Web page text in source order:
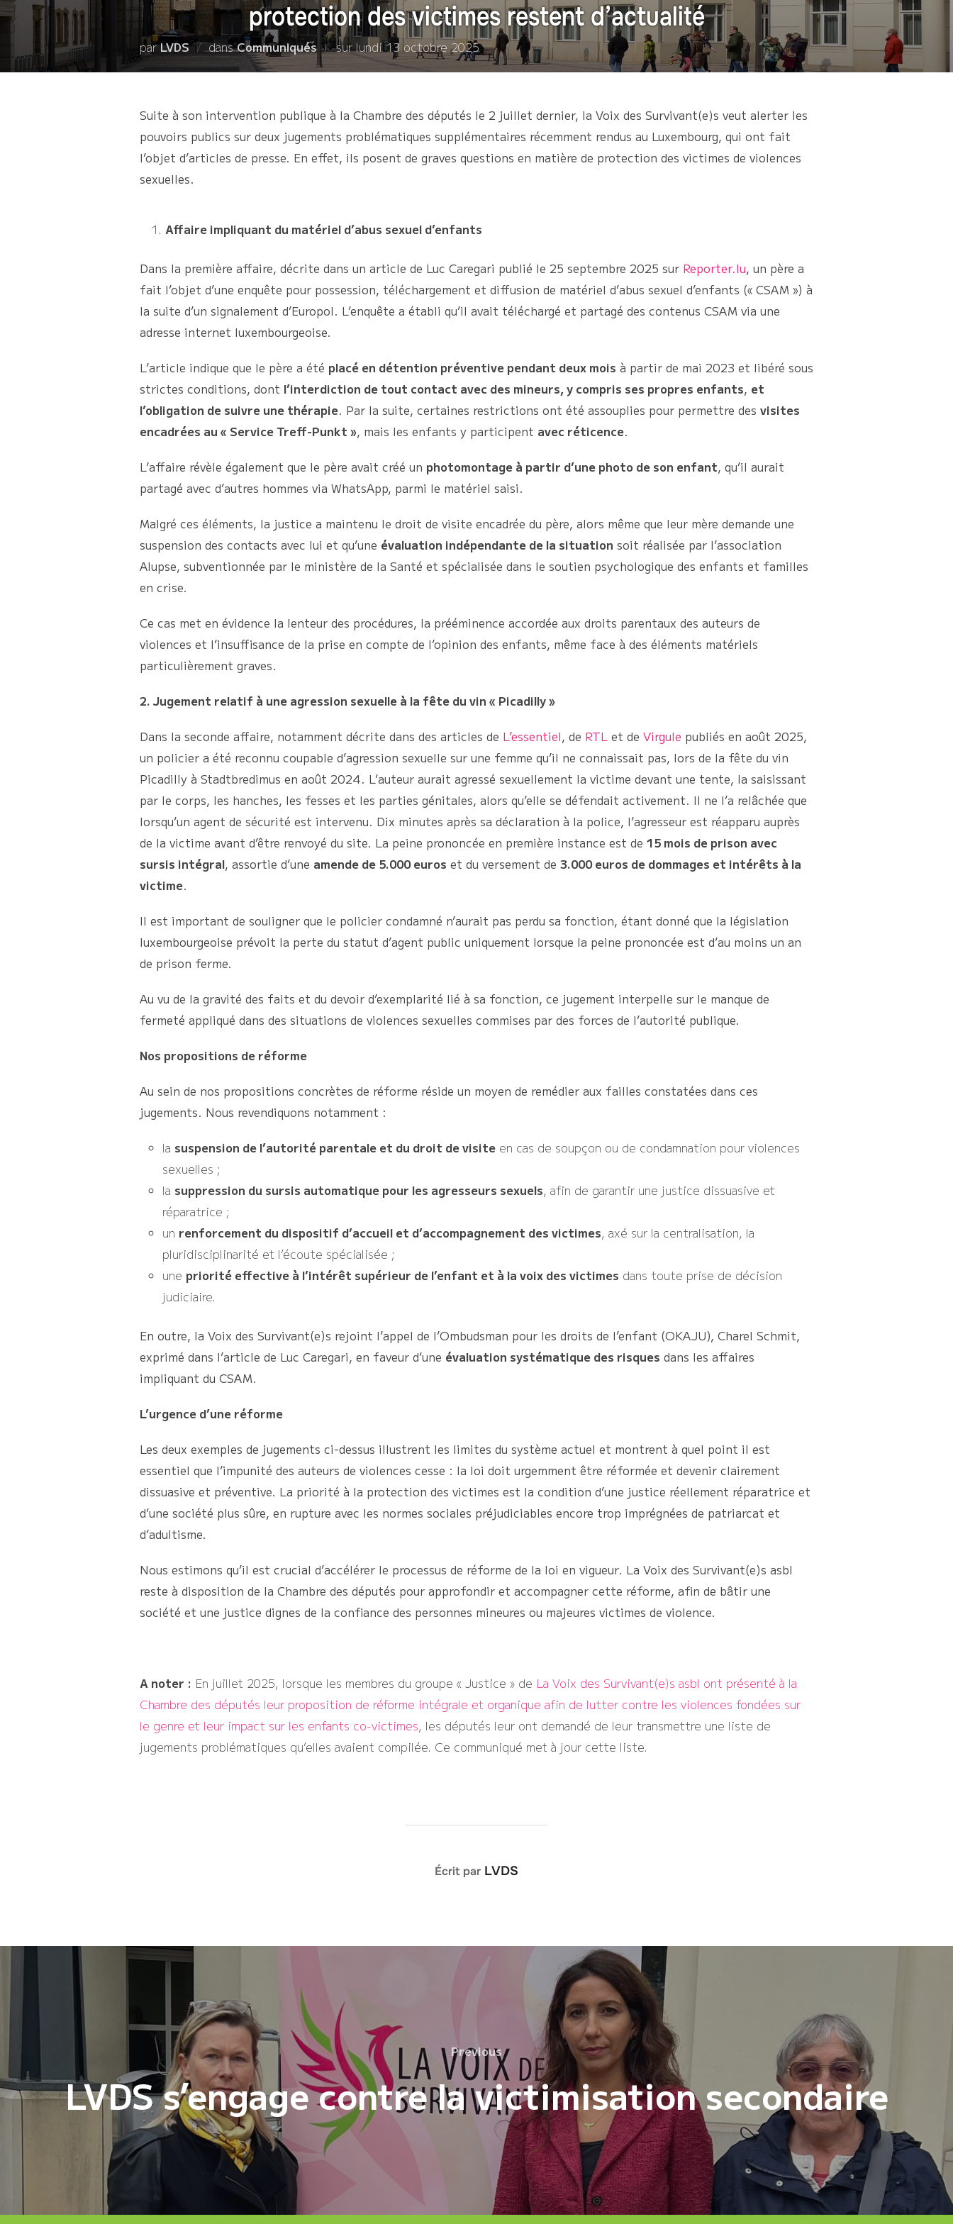
protection des victimes restent d’actualité
parLVDS dansCommuniqués sur Publié
lundi 13 octobre 2025
Suite à son intervention publique à la Chambre des députés le 2 juillet dernier, la Voix des Survivant(e)s veut alerter les
pouvoirs publics sur deux jugements problématiques supplémentaires récemment rendus au Luxembourg, qui ont fait
l’objet d’articles de presse. En effet, ils posent de graves questions en matière de protection des victimes de violences
sexuelles.
Affaire impliquant du matériel d’abus sexuel d’enfants
Dans la première affaire, décrite dans un article de Luc Caregari publié le 25 septembre 2025 sur Reporter.lu, un père a
fait l’objet d’une enquête pour possession, téléchargement et diffusion de matériel d’abus sexuel d’enfants (« CSAM ») à
la suite d’un signalement d’Europol. L’enquête a établi qu’il avait téléchargé et partagé des contenus CSAM via une
adresse internet luxembourgeoise.
L’article indique que le père a été placé en détention préventive pendant deux mois à partir de mai 2023 et libéré sous
strictes conditions, dont l’interdiction de tout contact avec des mineurs, y compris ses propres enfants, et
l’obligation de suivre une thérapie. Par la suite, certaines restrictions ont été assouplies pour permettre des visites
encadrées au « Service Treff-Punkt », mais les enfants y participent avec réticence.
L’affaire révèle également que le père avait créé un photomontage à partir d’une photo de son enfant, qu’il aurait
partagé avec d’autres hommes via WhatsApp, parmi le matériel saisi.
Malgré ces éléments, la justice a maintenu le droit de visite encadrée du père, alors même que leur mère demande une
suspension des contacts avec lui et qu’une évaluation indépendante de la situation soit réalisée par l’association
Alupse, subventionnée par le ministère de la Santé et spécialisée dans le soutien psychologique des enfants et familles
en crise.
Ce cas met en évidence la lenteur des procédures, la prééminence accordée aux droits parentaux des auteurs de
violences et l’insuffisance de la prise en compte de l’opinion des enfants, même face à des éléments matériels
particulièrement graves.
2. Jugement relatif à une agression sexuelle à la fête du vin « Picadilly »
Dans la seconde affaire, notamment décrite dans des articles de L’essentiel, de RTL et de Virgule publiés en août 2025,
un policier a été reconnu coupable d’agression sexuelle sur une femme qu’il ne connaissait pas, lors de la fête du vin
Picadilly à Stadtbredimus en août 2024. L’auteur aurait agressé sexuellement la victime devant une tente, la saisissant
par le corps, les hanches, les fesses et les parties génitales, alors qu’elle se défendait activement. Il ne l’a relâchée que
lorsqu’un agent de sécurité est intervenu. Dix minutes après sa déclaration à la police, l’agresseur est réapparu auprès
de la victime avant d’être renvoyé du site. La peine prononcée en première instance est de 15 mois de prison avec
sursis intégral, assortie d’une amende de 5.000 euros et du versement de 3.000 euros de dommages et intérêts à la
victime.
Il est important de souligner que le policier condamné n’aurait pas perdu sa fonction, étant donné que la législation
luxembourgeoise prévoit la perte du statut d’agent public uniquement lorsque la peine prononcée est d’au moins un an
de prison ferme.
Au vu de la gravité des faits et du devoir d’exemplarité lié à sa fonction, ce jugement interpelle sur le manque de
fermeté appliqué dans des situations de violences sexuelles commises par des forces de l’autorité publique.
Nos propositions de réforme
Au sein de nos propositions concrètes de réforme réside un moyen de remédier aux failles constatées dans ces
jugements. Nous revendiquons notamment :
la suspension de l’autorité parentale et du droit de visite en cas de soupçon ou de condamnation pour violences
sexuelles ;
la suppression du sursis automatique pour les agresseurs sexuels, afin de garantir une justice dissuasive et
réparatrice ;
un renforcement du dispositif d’accueil et d’accompagnement des victimes, axé sur la centralisation, la
pluridisciplinarité et l’écoute spécialisée ;
une priorité effective à l’intérêt supérieur de l’enfant et à la voix des victimes dans toute prise de décision
judiciaire.
En outre, la Voix des Survivant(e)s rejoint l’appel de l’Ombudsman pour les droits de l’enfant (OKAJU), Charel Schmit,
exprimé dans l’article de Luc Caregari, en faveur d’une évaluation systématique des risques dans les affaires
impliquant du CSAM.
L’urgence d’une réforme
Les deux exemples de jugements ci-dessus illustrent les limites du système actuel et montrent à quel point il est
essentiel que l’impunité des auteurs de violences cesse : la loi doit urgemment être réformée et devenir clairement
dissuasive et préventive. La priorité à la protection des victimes est la condition d’une justice réellement réparatrice et
d’une société plus sûre, en rupture avec les normes sociales préjudiciables encore trop imprégnées de patriarcat et
d’adultisme.
Nous estimons qu’il est crucial d’accélérer le processus de réforme de la loi en vigueur. La Voix des Survivant(e)s asbl
reste à disposition de la Chambre des députés pour approfondir et accompagner cette réforme, afin de bâtir une
société et une justice dignes de la confiance des personnes mineures ou majeures victimes de violence.
A noter : En juillet 2025, lorsque les membres du groupe « Justice » de La Voix des Survivant(e)s asbl ont présenté à la
Chambre des députés leur proposition de réforme intégrale et organique afin de lutter contre les violences fondées sur
le genre et leur impact sur les enfants co-victimes, les députés leur ont demandé de leur transmettre une liste de
jugements problématiques qu’elles avaient compilée. Ce communiqué met à jour cette liste.
AUTEUR DE LA PUBLICATION
Écrit par LVDS
Navigation
de
Previous
Previous
LVDS s’engage contre la victimisation secondaire